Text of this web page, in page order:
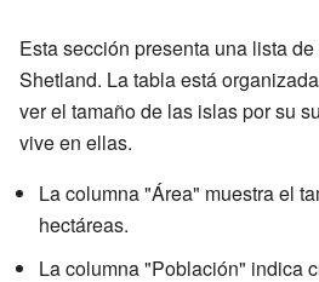
Esta sección presenta una lista
Shetland. La tabla está
ver el tamaño de las islas por su
vive en ellas.
La columna "Área" muestra el
hectáreas.
La columna "Población" indica